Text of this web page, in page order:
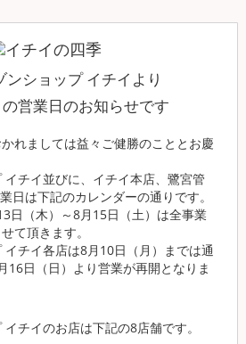
ート
ト
ンショップ イチイより
営業日のお知らせです
れましては益々ご健勝のこととお慶
チイ並びに、イチイ本店、鷺宮管
日は下記のカレンダーの通りです。
日（木）～8月15日（土）は全事業
て頂きます。
チイ各店は8月10日（月）までは通
16日（日）より営業が再開となりま
チイのお店は下記の8店舗です。